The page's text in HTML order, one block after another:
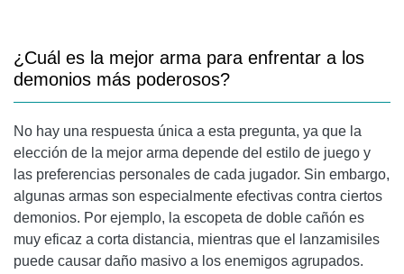
¿Cuál es la mejor arma para enfrentar a los
demonios más poderosos?
No hay una respuesta única a esta pregunta, ya que la
elección de la mejor arma depende del estilo de juego y
las preferencias personales de cada jugador. Sin embargo,
algunas armas son especialmente efectivas contra ciertos
demonios. Por ejemplo, la escopeta de doble cañón es
muy eficaz a corta distancia, mientras que el lanzamisiles
puede causar daño masivo a los enemigos agrupados.